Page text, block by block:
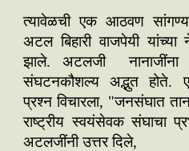
त्यावेळची एक आठवण
अटल बिहारी वाजपेयी
झाले. अटलजी नानाजींना
संघटनकौशल्य अद्भुत होते.
प्रश्न विचारला, "जनसंघात
राष्ट्रीय स्वयंसेवक संघाचा
अटलजींनी उत्तर दिले,